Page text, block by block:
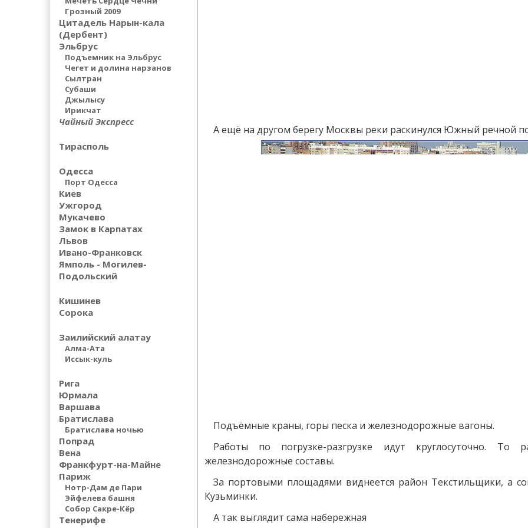
Грозный 2009
Цитадель Нарын-кала
(Дербент)
Эльбрус
Подъемник на Эльбрус
Чегет и долина нарзанов
Сылтран
Субаши
Джылысу
Ирикчат
Чайный Экспресс
Тирасполь
Одесса
Порт Одесса
Киев
Ужгород
Мукачево
Замок в Карпатах
Львов
Ивано-Франковск
Ямполь - Могилев-
Подольский
Кишинев
Сорока
Заилийский алатау
Алма-Ата
Иссык-куль
Рига
Юрмала
Варшава
Братислава
Братислава ночью
Попрад
Вена
Франкфурт-на-Майне
Париж
Нотр-Дам де Пари
Эйфелева башня
Собор Сакре-Кёр
Тенерифе
А ещё на другом берегу Москвы реки раскинулся Южный речной
Подъёмные краны, горы песка и железнодорожные вагоны.
Работы по погрузке-разгрузке идут круглосуточно. То
железнодорожные составы.
За портовыми площадями виднеется район Текстильщики, а
Кузьминки.
А так выглядит сама набережная